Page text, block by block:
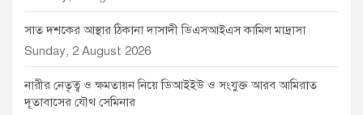
সাত দশকের আস্থার ঠিকানা দাসাদী ডিএসআইএস কামিল মাদ্রাসা
Sunday, 2 August 2026
নারীর নেতৃত্ব ও ক্ষমতায়ন নিয়ে ডিআইইউ ও সংযুক্ত আরব আমিরাত
দূতাবাসের যৌথ সেমিনার